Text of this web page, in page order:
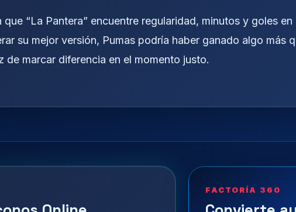
“La Pantera” encuentre regularidad, minutos y goles en
su mejor versión, Pumas podría haber ganado algo más
marcar diferencia en el momento justo.
FACTORÍA 360